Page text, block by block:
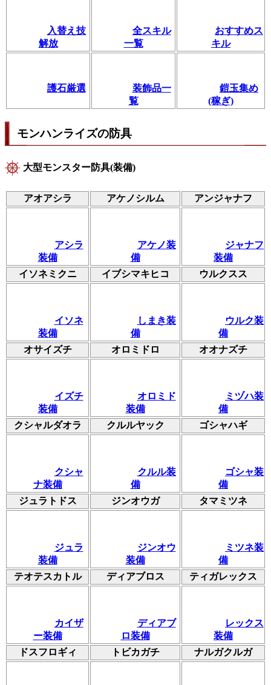
入替え技
解放
全スキル
一覧
おすすめス
キル
護石厳選
装飾品一
覧
鎧玉集め
(稼ぎ)
モンハンライズの防具
大型モンスター防具(装備)
アオアシラ アケノシルム アンジャナフ
アシラ
装備
アケノ装
備
ジャナフ
装備
イソネミクニ
イブシマキヒコ ウルクスス
イソネ
装備
しまき装
備
ウルク装
備
オサイズチ
オロミドロ オオナズチ
イズチ
装備
オロミド
装備
ミヅハ装
備
クシャルダオラ
クルルヤック ゴシャハギ
クシャ
ナ装備
クルル装
備
ゴシャ装
備
ジュラトドス
ジンオウガ タマミツネ
ジュラ
装備
ジンオウ
装備
ミツネ装
備
テオテスカトル
ディアブロス ティガレックス
カイザ
ー装備
ディアブ
ロ装備
レックス
装備
ドスフロギィ
トビカガチ ナルガクルガ